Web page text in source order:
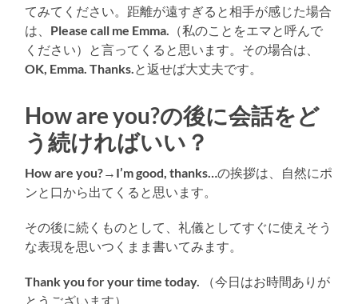
てみてください。距離が遠すぎると相手が感じた場合
は、 Please call me Emma. （私のことをエマと呼んで
ください）と言ってくると思います。その場合は、
OK, Emma. Thanks.と返せば大丈夫です。
How are you?の後に会話をど
う続ければいい？
How are you?→ I’m good, thanks…の挨拶は、自然にポ
ンと口から出てくると思います。
その後に続くものとして、礼儀としてすぐに使えそう
な表現を思いつくまま書いてみます。
Thank you for your time today. （今日はお時間ありが
とうございます）